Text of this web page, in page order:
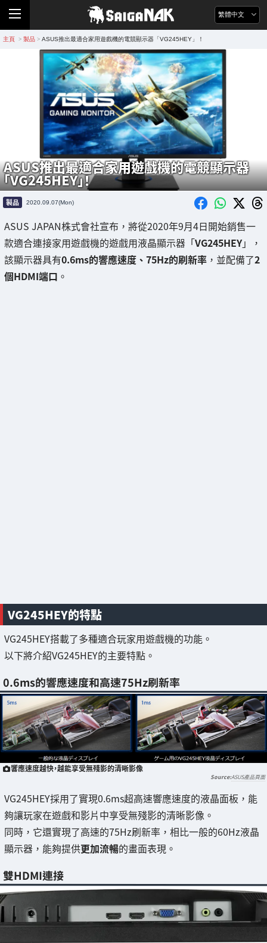
繁體中文
主頁 > 製品 > ASUS推出最適合家用遊戲機的電競顯示器「VG245HEY」！
ASUS推出最適合家用遊戲機的電競顯示器
「VG245HEY」！
製品 2020.09.07(Mon)
ASUS JAPAN株式會社宣布，將從2020年9月4日開始銷售一
款適合連接家用遊戲機的遊戲用液晶顯示器「VG245HEY」，
該顯示器具有0.6ms的響應速度、75Hz的刷新率 ，並配備了2
個HDMI端口 。
VG245HEY的特點
VG245HEY搭載了多種適合玩家用遊戲機的功能。
以下將介紹VG245HEY的主要特點。
0.6ms的響應速度和高速75Hz刷新率
響應速度越快，越能享受無殘影的清晰影像
ASUS產品頁面
VG245HEY採用了實現0.6ms超高速響應速度的液晶面板，能
夠讓玩家在遊戲和影片中享受無殘影的清晰影像。
同時，它還實現了高速的75Hz刷新率，相比一般的60Hz液晶
顯示器，能夠提供更加流暢的畫面表現。
雙HDMI連接